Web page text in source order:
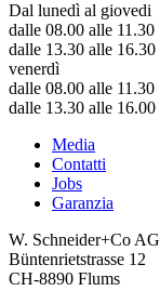
Dal lunedì al giovedi
dalle 08.00 alle 11.30
dalle 13.30 alle 16.30
venerdì
dalle 08.00 alle 11.30
dalle 13.30 alle 16.00
Media
Contatti
Jobs
Garanzia
W. Schneider+Co AG
Büntenrietstrasse 12
CH-8890 Flums